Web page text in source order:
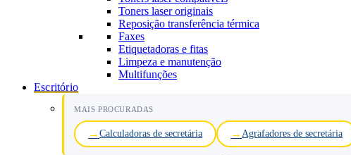
Toners laser originais
Reposição transferência térmica
Faxes
Etiquetadoras e fitas
Limpeza e manutenção
Multifunções
Escritório
MAIS PROCURADAS
Calculadoras de secretária Agrafadores de secretária